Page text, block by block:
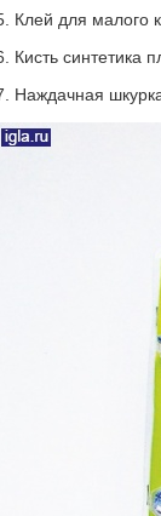
Клей для малого
Кисть синтетика
Наждачная